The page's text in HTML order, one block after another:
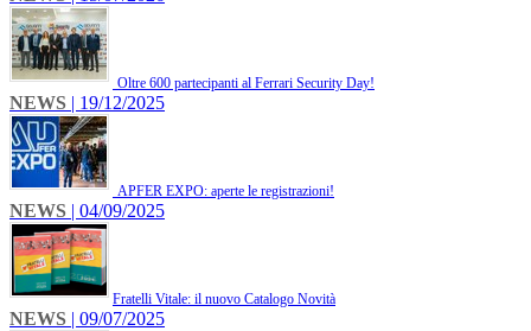
Oltre 600 partecipanti al Ferrari Security Day!
NEWS | 19/12/2025
APFER EXPO: aperte le registrazioni!
NEWS | 04/09/2025
​Fratelli Vitale: il nuovo Catalogo Novità
NEWS | 09/07/2025